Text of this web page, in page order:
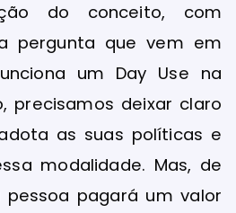
do conceito, com
pergunta que vem em
um Day Use na
precisamos deixar claro
as suas políticas e
modalidade. Mas, de
pagará um valor